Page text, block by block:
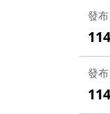
校園樹木及棲地
發
發